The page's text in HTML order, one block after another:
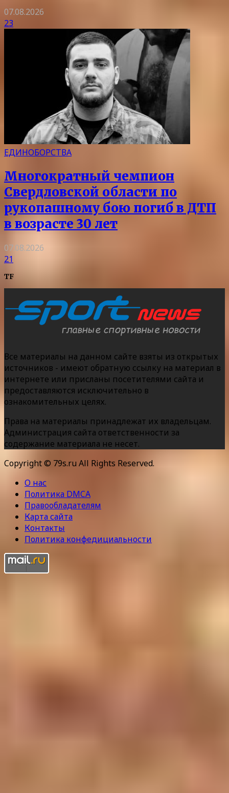
07.08.2026
23
ЕДИНОБОРСТВА
Многократный чемпион
Свердловской области по
рукопашному бою погиб в ДТП
в возрасте 30 лет
07.08.2026
21
TF
Все материалы на данном сайте взяты из открытых
источников - имеют обратную ссылку на материал в
интернете или присланы посетителями сайта и
предоставляются исключительно в
ознакомительных целях.
Права на материалы принадлежат их владельцам.
Администрация сайта ответственности за
содержание материала не несет.
Copyright © 79s.ru All Rights Reserved.
О нас
Политика DMCA
Правообладателям
Карта сайта
Контакты
Политика конфедициальности